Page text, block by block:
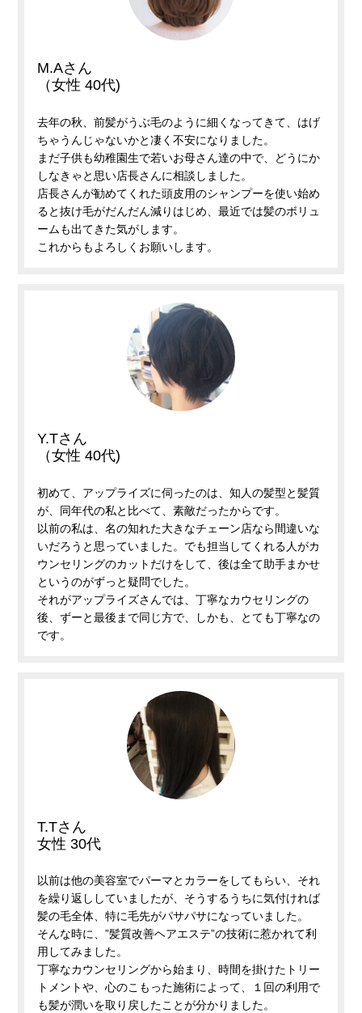
M.Aさん
（女性 40代)
去年の秋、前髪がうぶ毛のように細くなってきて、はげ
ちゃうんじゃないかと凄く不安になりました。
まだ子供も幼稚園生で若いお母さん達の中で、どうにか
しなきゃと思い店長さんに相談しました。
店長さんが勧めてくれた頭皮用のシャンプーを使い始め
ると抜け毛がだんだん減りはじめ、最近では髪のボリュ
ームも出てきた気がします。
これからもよろしくお願いします。
Y.Tさん
（女性 40代)
初めて、アップライズに伺ったのは、知人の髪型と髪質
が、同年代の私と比べて、素敵だったからです。
以前の私は、名の知れた大きなチェーン店なら間違いな
いだろうと思っていました。でも担当してくれる人がカ
ウンセリングのカットだけをして、後は全て助手まかせ
というのがずっと疑問でした。
それがアップライズさんでは、丁寧なカウセリングの
後、ずーと最後まで同じ方で、しかも、とても丁寧なの
です。
T.Tさん
女性 30代
以前は他の美容室でパーマとカラーをしてもらい、それ
を繰り返ししていましたが、そうするうちに気付ければ
髪の毛全体、特に毛先がパサパサになっていました。
そんな時に、”髪質改善ヘアエステ”の技術に惹かれて利
用してみました。
丁寧なカウンセリングから始まり、時間を掛けたトリー
トメントや、心のこもった施術によって、１回の利用で
も髪が潤いを取り戻したことが分かりました。